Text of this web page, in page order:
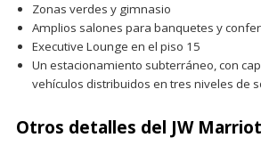
Zonas verdes y gimnasio
Amplios salones para banquetes y
Executive Lounge en el piso 15
Un estacionamiento subterráneo, con
vehículos distribuidos en tres niveles de
Otros detalles del JW